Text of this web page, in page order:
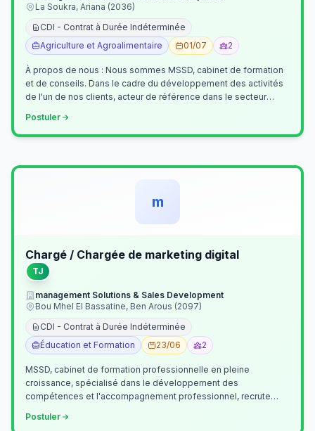
La Soukra, Ariana (2036)
CDI - Contrat à Durée Indéterminée
Agriculture et Agroalimentaire
01/07 2
À propos de nous : Nous sommes MSSD, cabinet de formation
et de conseils. Dans le cadre du développement des activités
de l'un de nos clients, acteur de référence dans le secteur
Postuler
m
Chargé / Chargée de marketing digital
TJ
management Solutions & Sales Development
Bou Mhel El Bassatine, Ben Arous (2097)
CDI - Contrat à Durée Indéterminée
Éducation et Formation
23/06 2
MSSD, cabinet de formation professionnelle en pleine
croissance, spécialisé dans le développement des
compétences et l'accompagnement professionnel, recrute
Postuler